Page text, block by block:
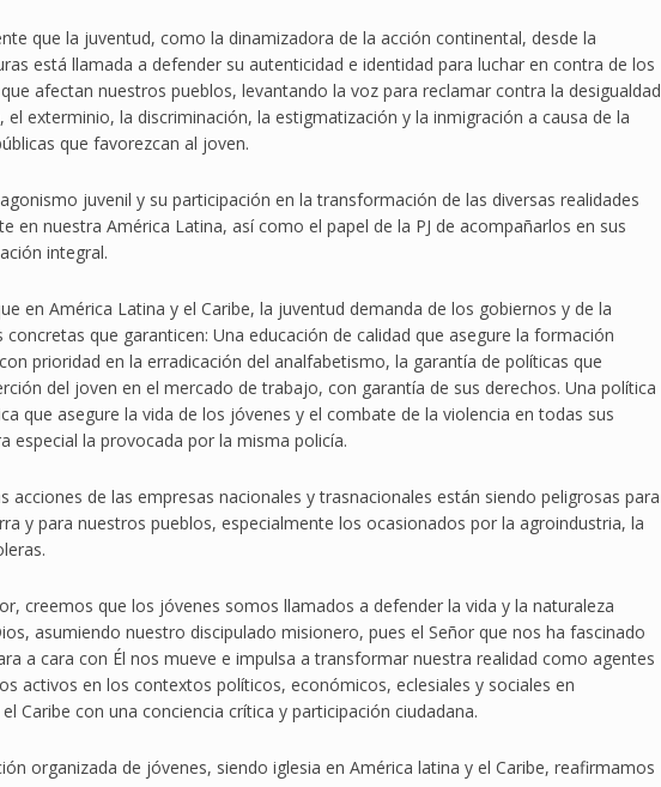
que la juventud, como la dinamizadora de la acción continental, desde la
está llamada a defender su autenticidad e identidad para luchar en contra de los
afectan nuestros pueblos, levantando la voz para reclamar contra la desigualdad
el exterminio, la discriminación, la estigmatización y la inmigración a causa de la
que favorezcan al joven.
juvenil y su participación en la transformación de las diversas realidades
en nuestra América Latina, así como el papel de la PJ de acompañarlos en sus
integral.
en América Latina y el Caribe, la juventud demanda de los gobiernos y de la
concretas que garanticen: Una educación de calidad que asegure la formación
prioridad en la erradicación del analfabetismo, la garantía de políticas que
del joven en el mercado de trabajo, con garantía de sus derechos. Una política
que asegure la vida de los jóvenes y el combate de la violencia en todas sus
especial la provocada por la misma policía.
acciones de las empresas nacionales y trasnacionales están siendo peligrosas para
y para nuestros pueblos, especialmente los ocasionados por la agroindustria, la
creemos que los jóvenes somos llamados a defender la vida y la naturaleza
asumiendo nuestro discipulado misionero, pues el Señor que nos ha fascinado
a cara con Él nos mueve e impulsa a transformar nuestra realidad como agentes
activos en los contextos políticos, económicos, eclesiales y sociales en
Caribe con una conciencia crítica y participación ciudadana.
organizada de jóvenes, siendo iglesia en América latina y el Caribe, reafirmamos